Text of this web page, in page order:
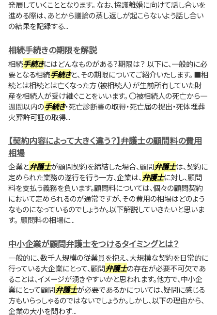
発展していくこととなります。 なお、協議離婚に向けて話し合いを
進める際は、あとから議論の蒸し返しが起こらないよう話し合い
の結果を記録する...
相続手続きの期限を解説
相続手続きにはどんなものがある？期限は？ 以下に、一般的に必
要となる相続手続きと、その期限についてご紹介いたします。 ■相
続とは相続とは亡くなった方（被相続人）が生前所有していた財
産を相続人が受け継ぐことをいいます。 〇被相続人の死亡から一
週間以内の手続き・死亡診断書の取得・死亡届の提出・死体埋葬
火葬許可証の取得...
【契約内容によって大きく違う？】弁護士の顧問料の費用
相場
企業と弁護士が顧問契約を締結した場合、顧問弁護士は、契約に
定められた業務の遂行を行う一方、企業は、 弁護士に対し、顧問
料を支払う義務を負います。顧問料については、個々の顧問契約
において定められるのが通常ですが、その費用の相場はどのよう
なものになっているのでしょうか。以下解説していきたいと思いま
す。 顧問料の相場に...
中小企業が顧問弁護士をつけるタイミングとは？
一般的に、数千人規模の従業員を抱え、大規模な契約を日常的に
行っている大企業にとって、顧問弁護士の存在が必要不可欠であ
ることは、イメージが湧きやすいかと思われます。他方で、中小企
業にとって顧問弁護士が必要であるかについては、疑問に感じる
方もいらっしゃるのではないでしょうか。しかし、以下の理由から、
企業の大小を問わず...